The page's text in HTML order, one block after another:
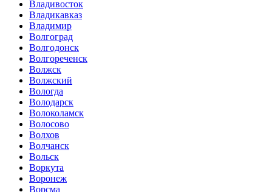
Владивосток
Владикавказ
Владимир
Волгоград
Волгодонск
Волгореченск
Волжск
Волжский
Вологда
Володарск
Волоколамск
Волосово
Волхов
Волчанск
Вольск
Воркута
Воронеж
Ворсма